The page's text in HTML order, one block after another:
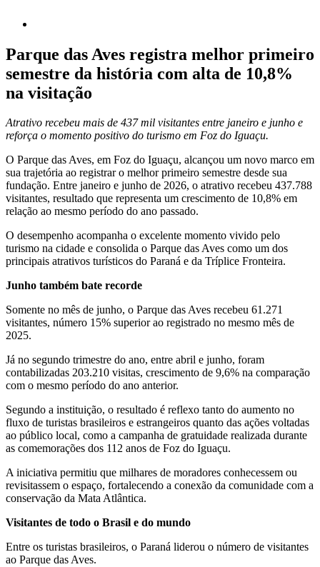
Parque das Aves registra melhor primeiro
semestre da história com alta de 10,8%
na visitação
Atrativo recebeu mais de 437 mil visitantes entre janeiro e junho e
reforça o momento positivo do turismo em Foz do Iguaçu.
O Parque das Aves, em Foz do Iguaçu, alcançou um novo marco em
sua trajetória ao registrar o melhor primeiro semestre desde sua
fundação. Entre janeiro e junho de 2026, o atrativo recebeu 437.788
visitantes, resultado que representa um crescimento de 10,8% em
relação ao mesmo período do ano passado.
O desempenho acompanha o excelente momento vivido pelo
turismo na cidade e consolida o Parque das Aves como um dos
principais atrativos turísticos do Paraná e da Tríplice Fronteira.
Junho também bate recorde
Somente no mês de junho, o Parque das Aves recebeu 61.271
visitantes, número 15% superior ao registrado no mesmo mês de
2025.
Já no segundo trimestre do ano, entre abril e junho, foram
contabilizadas 203.210 visitas, crescimento de 9,6% na comparação
com o mesmo período do ano anterior.
Segundo a instituição, o resultado é reflexo tanto do aumento no
fluxo de turistas brasileiros e estrangeiros quanto das ações voltadas
ao público local, como a campanha de gratuidade realizada durante
as comemorações dos 112 anos de Foz do Iguaçu.
A iniciativa permitiu que milhares de moradores conhecessem ou
revisitassem o espaço, fortalecendo a conexão da comunidade com a
conservação da Mata Atlântica.
Visitantes de todo o Brasil e do mundo
Entre os turistas brasileiros, o Paraná liderou o número de visitantes
ao Parque das Aves.